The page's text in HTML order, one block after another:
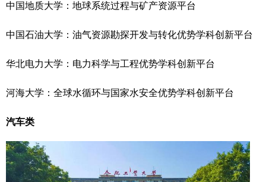
中国地质大学：地球系统过程与矿产资源平台
中国石油大学：油气资源勘探开发与转化优势学科创新平台
华北电力大学：电力科学与工程优势学科创新平台
河海大学：全球水循环与国家水安全优势学科创新平台
汽车类